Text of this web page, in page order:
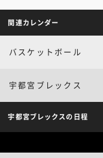
関連カレンダー
バスケットボール
宇都宮ブレックス
宇都宮ブレックスの日程